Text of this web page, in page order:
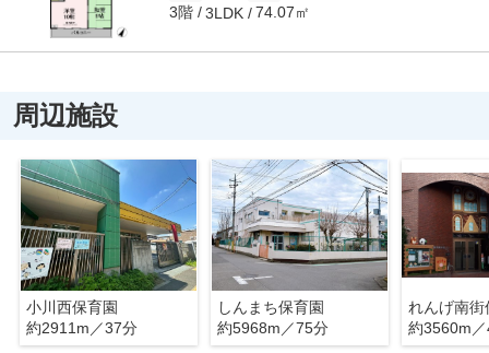
3階 3LDK 74.07㎡
周辺施設
小川西保育園
約2911m／37分
しんまち保育園
約5968m／75分
れんげ南街
約3560m